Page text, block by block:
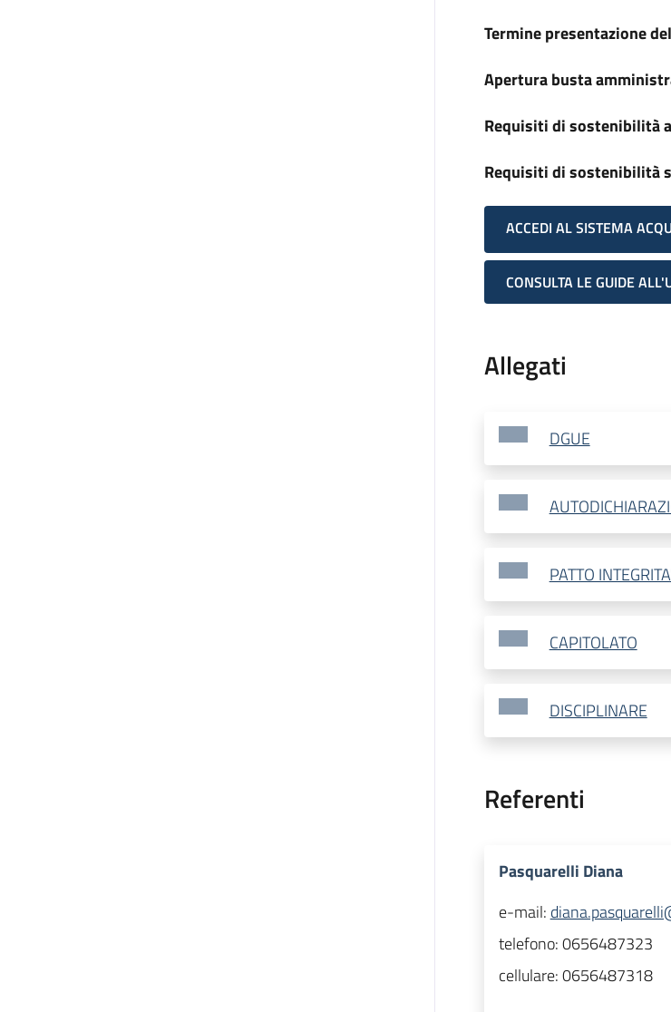
Termine presentazione
Apertura busta
Requisiti di sostenibilità
Requisiti di sostenibilità
ACCEDI AL SISTEMA
CONSULTA LE GUIDE
Allegati
DGUE
PATTO
CAPITOLATO
DISCIPLINARE
Referenti
Pasquarelli Diana
e-mail:
telefono:0656487323
cellulare:0656487318